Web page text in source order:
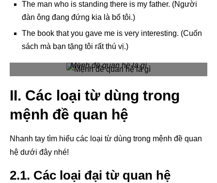
The man who is standing there is my father. (Người
đàn ông đang đứng kia là bố tôi.)
The book that you gave me is very interesting. (Cuốn
sách mà bạn tặng tôi rất thú vị.)
Mệnh đề quan hệ là gì
II. Các loại từ dùng trong
mệnh đề quan hệ
Nhanh tay tìm hiểu các loại từ dùng trong mệnh đề quan
hệ dưới đây nhé!
2.1. Các loại đại từ quan hệ